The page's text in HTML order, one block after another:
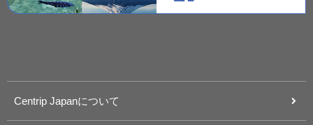
Centrip Japanについて